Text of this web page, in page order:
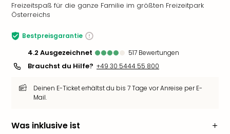
Freizeitspaß für die ganze Familie im größten Freizeitpark
Österreichs
Bestpreisgarantie
4.2 ausgezeichnet 517 Bewertungen
Brauchst du Hilfe? +49 30 5444 55 800
Deinen E-Ticket erhältst du bis 7 Tage vor Anreise per E-
Mail.
Was inklusive ist